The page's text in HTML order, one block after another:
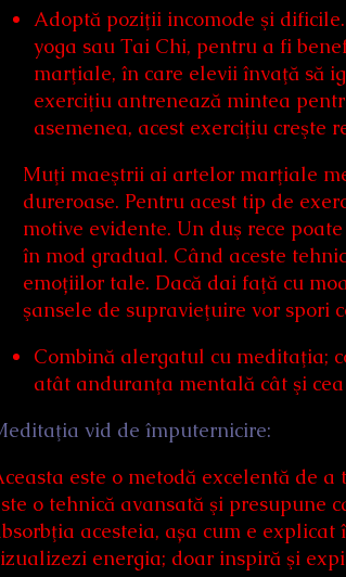
Adoptă poziţii incomode şi
yoga sau Tai Chi, pentru a fi
marţiale, în care elevii învaţă să
exerciţiu antrenează mintea
asemenea, acest exerciţiu creşte
Muţi maeştrii ai artelor marţiale
dureroase. Pentru acest tip de
motive evidente. Un duş rece
în mod gradual. Când aceste
emoțiilor tale. Dacă dai faţă cu
şansele de supravieţuire vor spori
Combină alergatul cu meditaţia;
atât anduranţa mentală cât şi cea
vid de împuternicire:
este o metodă excelentă de
o tehnică avansată şi presupune
acesteia, așa cum e explicat
energia; doar inspiră şi